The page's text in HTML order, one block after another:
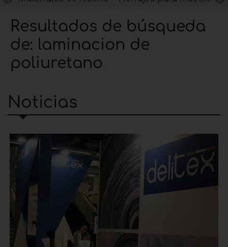
Resultados de búsqueda
de: laminacion de
poliuretano
Noticias